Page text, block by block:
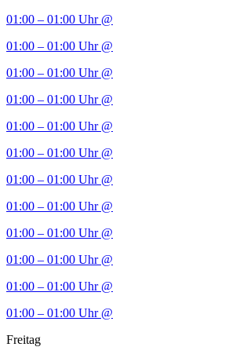
01:00 – 01:00 Uhr @
01:00 – 01:00 Uhr @
01:00 – 01:00 Uhr @
01:00 – 01:00 Uhr @
01:00 – 01:00 Uhr @
01:00 – 01:00 Uhr @
01:00 – 01:00 Uhr @
01:00 – 01:00 Uhr @
01:00 – 01:00 Uhr @
01:00 – 01:00 Uhr @
01:00 – 01:00 Uhr @
01:00 – 01:00 Uhr @
Freitag